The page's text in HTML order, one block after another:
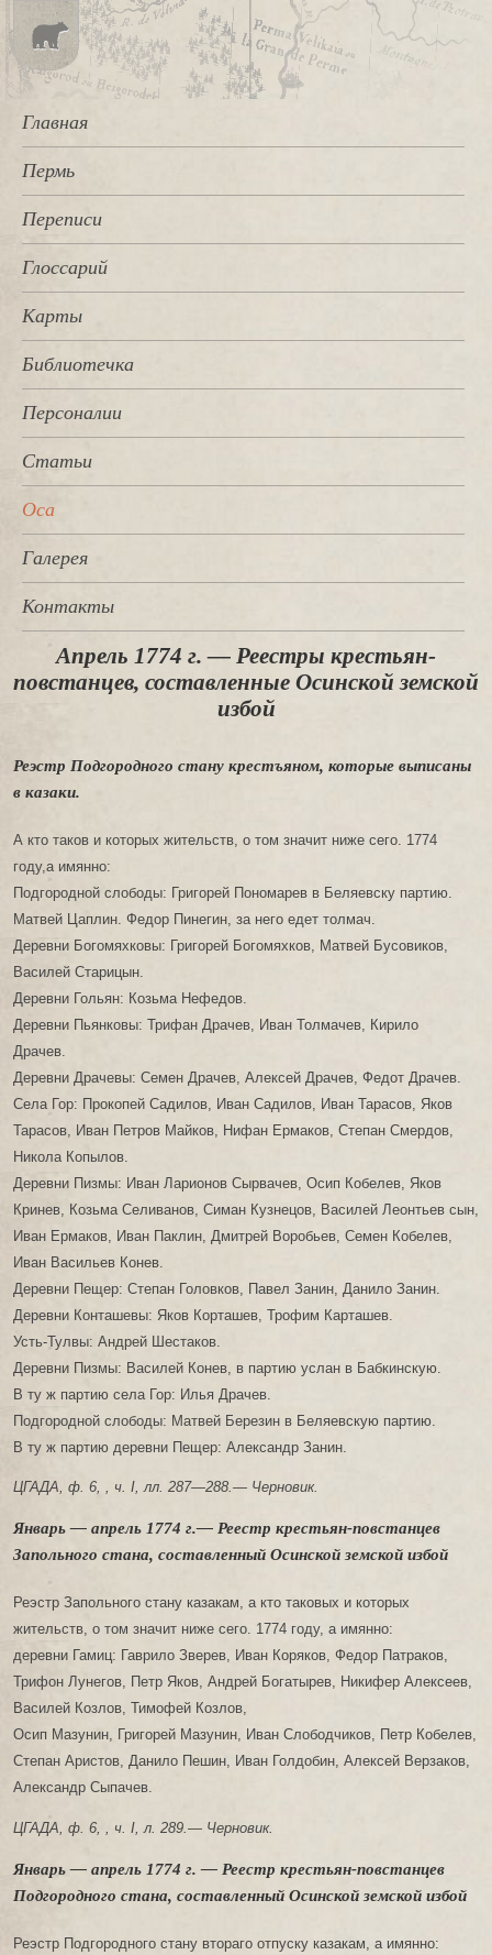
Главная
Пермь
Переписи
Глоссарий
Карты
Библиотечка
Персоналии
Статьи
Оса
Галерея
Контакты
Апрель 1774 г. — Реестры крестьян-
повстанцев, составленные Осинской земской
избой
Реэстр Подгородного стану крестъяном, которые выписаны
в казаки.
А кто таков и которых жительств, о том значит ниже сего. 1774
году,а имянно:
Подгородной слободы: Григорей Пономарев в Беляевску партию.
Матвей Цаплин. Федор Пинегин, за него едет толмач.
Деревни Богомяхковы: Григорей Богомяхков, Матвей Бусовиков,
Василей Старицын.
Деревни Гольян: Козьма Нефедов.
Деревни Пьянковы: Трифан Драчев, Иван Толмачев, Кирило
Драчев.
Деревни Драчевы: Семен Драчев, Алексей Драчев, Федот Драчев.
Села Гор: Прокопей Садилов, Иван Садилов, Иван Тарасов, Яков
Тарасов, Иван Петров Майков, Нифан Ермаков, Степан Смердов,
Никола Копылов.
Деревни Пизмы: Иван Ларионов Сырвачев, Осип Кобелев, Яков
Кринев, Козьма Селиванов, Симан Кузнецов, Василей Леонтьев сын,
Иван Ермаков, Иван Паклин, Дмитрей Воробьев, Семен Кобелев,
Иван Васильев Конев.
Деревни Пещер: Степан Головков, Павел Занин, Данило Занин.
Деревни Конташевы: Яков Корташев, Трофим Карташев.
Усть-Тулвы: Андрей Шестаков.
Деревни Пизмы: Василей Конев, в партию услан в Бабкинскую.
В ту ж партию села Гор: Илья Драчев.
Подгородной слободы: Матвей Березин в Беляевскую партию.
В ту ж партию деревни Пещер: Александр Занин.
ЦГАДА, ф. 6, , ч. I, лл. 287—288.— Черновик.
Январь — апрель 1774 г.— Реестр крестьян-повстанцев
Запольного стана, составленный Осинской земской избой
Реэстр Запольного стану казакам, а кто таковых и которых
жительств, о том значит ниже сего. 1774 году, а имянно:
деревни Гамиц: Гаврило Зверев, Иван Коряков, Федор Патраков,
Трифон Лунегов, Петр Яков, Андрей Богатырев, Никифер Алексеев,
Василей Козлов, Тимофей Козлов,
Осип Мазунин, Григорей Мазунин, Иван Слободчиков, Петр Кобелев,
Степан Аристов, Данило Пешин, Иван Голдобин, Алексей Верзаков,
Александр Сыпачев.
ЦГАДА, ф. 6, , ч. I, л. 289.— Черновик.
Январь — апрель 1774 г. — Реестр крестьян-повстанцев
Подгородного стана, составленный Осинской земской избой
Реэстр Подгородного стану втораго отпуску казакам, а имянно: